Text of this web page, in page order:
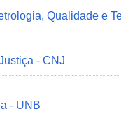
Qualidade e
- CNJ
- UNB